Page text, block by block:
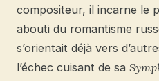
compositeur, il incarne le
abouti du romantisme
s’orientait déjà vers
l’échec cuisant de sa